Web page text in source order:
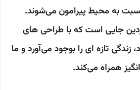
به محیط پیرامون می‌شوند.
جایی است که با طراحی های
تازه ای را بوجود می‌آورد و ما
همراه می‌کند.